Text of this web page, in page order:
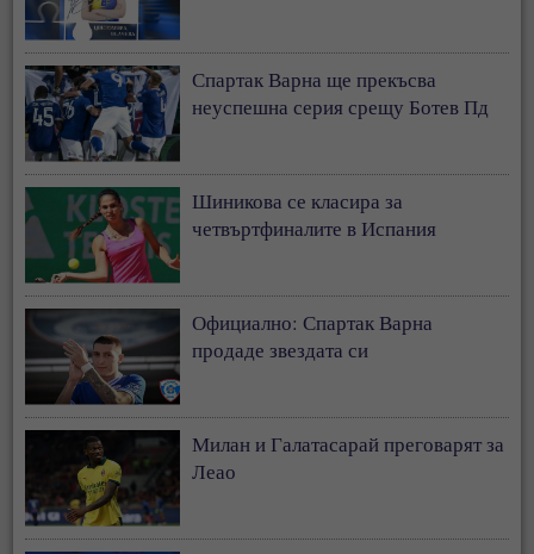
Спартак Варна ще прекъсва
неуспешна серия срещу Ботев Пд
Шиникова се класира за
четвъртфиналите в Испания
Официално: Спартак Варна
продаде звездата си
Милан и Галатасарай преговарят за
Леао